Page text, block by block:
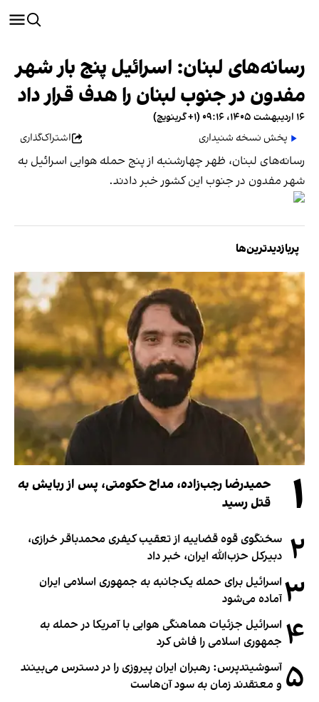
رسانه‌های لبنان: اسرائیل پنج بار شهر
مفدون در جنوب لبنان را هدف قرار داد
۱۶ اردیبهشت ۱۴۰۵، ۰۹:۱۶ (‎+۱ گرینویچ)
پخش نسخه شنیداری
اشتراک‌گذاری
رسانه‌های لبنان، ظهر چهارشنبه از پنج حمله هوایی اسرائیل به
شهر مفدون در جنوب این کشور خبر دادند.
پربازدیدترین‌ها
۱
حمیدرضا رجب‌زاده، مداح حکومتی، پس از ربایش به
قتل رسید
۲ سخنگوی قوه قضاییه از تعقیب کیفری محمدباقر خرازی،
دبیر‌کل حزب‌الله ایران، خبر داد
۳ اسرائیل برای حمله یک‌جانبه به جمهوری اسلامی ایران
آماده می‌شود
۴ اسرائیل جزئیات هماهنگی هوایی با آمریکا در حمله به
جمهوری اسلامی را فاش کرد
۵ آسوشیتدپرس: رهبران ایران پیروزی را در دسترس می‌بینند
و معتقدند زمان به سود آن‌هاست